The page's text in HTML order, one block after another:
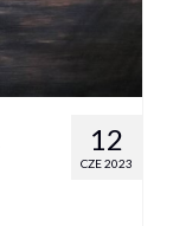
12
CZE 2023